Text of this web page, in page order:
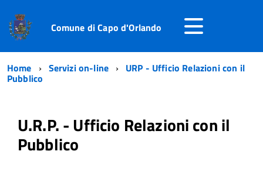
Comune di Capo d'Orlando
Home Servizi on-line URP - Ufficio Relazioni con il
Pubblico
U.R.P. - Ufficio Relazioni con il
Pubblico